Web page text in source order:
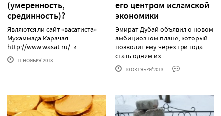
(умеренность,
срединность)?
Являются ли сайт «васатиста»
Мухаммада Карачая
http://www.wasat.ru/ и ......
11 НОЯБРЯ'2013
его центром исламской
экономики
Эмират Дубай объявил о новом
амбициозном плане, который
позволит ему через три года
стать одним из ......
10 ОКТЯБРЯ'2013 1